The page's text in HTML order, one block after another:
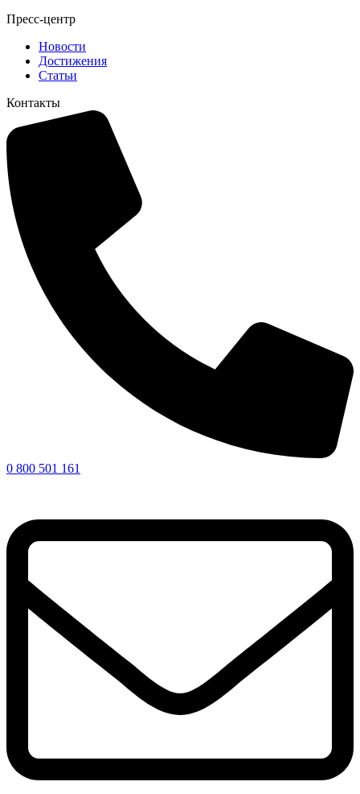
Пресс-центр
Новости
Достижения
Статьи
Контакты
0 800 501 161